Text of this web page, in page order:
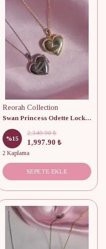
Reorah Collection
Swan Princess Odette Locket 925 Gümüş Kolye
%15
2,349.90 ₺
1,997.90 ₺
2 Kaplama
SEPETE EKLE